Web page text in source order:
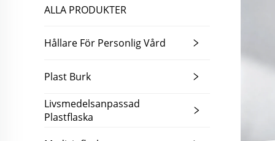
ALLA PRODUKTER
Hållare För Personlig Vård
Plast Burk
Livsmedelsanpassad
Plastflaska